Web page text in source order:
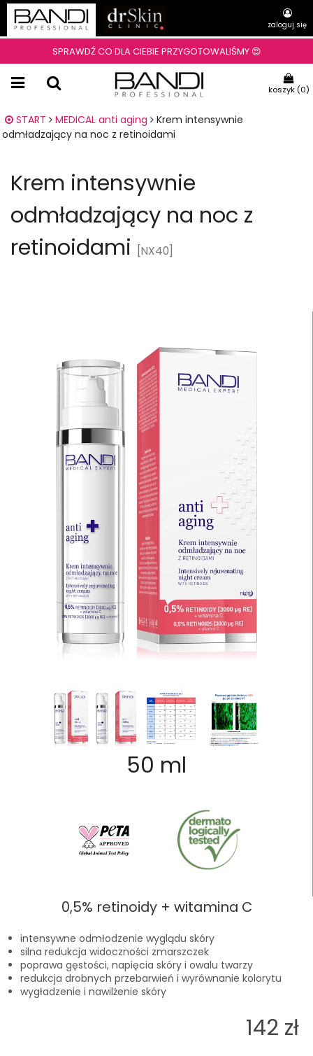
zaloguj się
SPRAWDŹ CO DLA CIEBIE PRZYGOTOWALIŚMY 😍
koszyk (0)
START MEDICAL anti aging
Krem intensywnie
odmładzający na noc z retinoidami
Krem intensywnie
odmładzający na noc z
retinoidami
[NX40]
50 ml
0,5% retinoidy + witamina C
intensywne odmłodzenie wyglądu skóry
silna redukcja widoczności zmarszczek
poprawa gęstości, napięcia skóry i owalu twarzy
redukcja drobnych przebarwień i wyrównanie kolorytu
wygładzenie i nawilżenie skóry
142 zł